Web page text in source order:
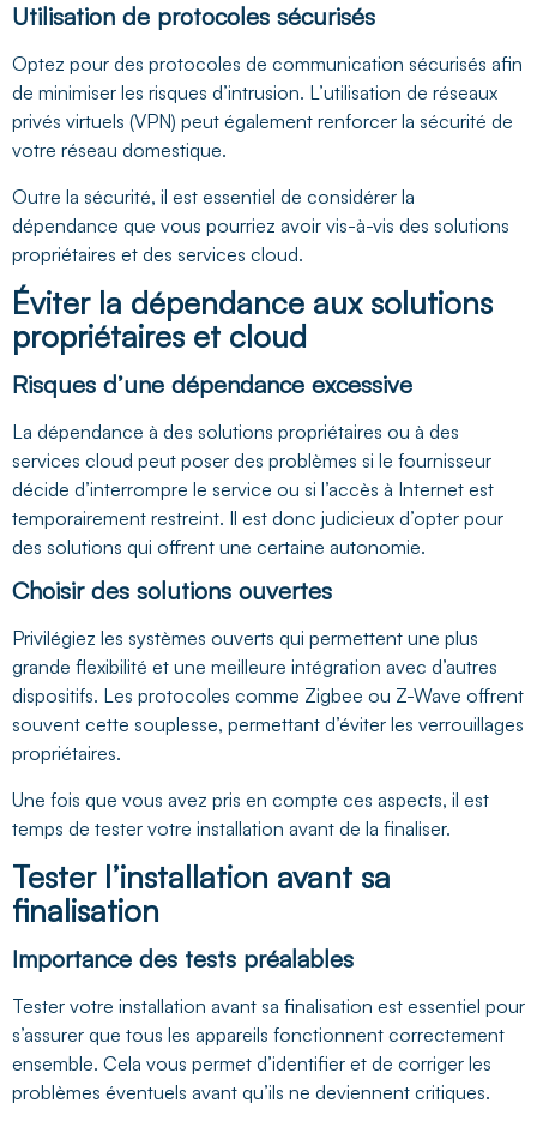
Utilisation de protocoles sécurisés
Optez pour des protocoles de communication sécurisés afin
de minimiser les risques d’intrusion. L’utilisation de réseaux
privés virtuels (VPN) peut également renforcer la sécurité de
votre réseau domestique.
Outre la sécurité, il est essentiel de considérer la
dépendance que vous pourriez avoir vis-à-vis des solutions
propriétaires et des services cloud.
Éviter la dépendance aux solutions
propriétaires et cloud
Risques d’une dépendance excessive
La dépendance à des solutions propriétaires ou à des
services cloud peut poser des problèmes si le fournisseur
décide d’interrompre le service ou si l’accès à Internet est
temporairement restreint. Il est donc judicieux d’opter pour
des solutions qui offrent une certaine autonomie.
Choisir des solutions ouvertes
Privilégiez les systèmes ouverts qui permettent une plus
grande flexibilité et une meilleure intégration avec d’autres
dispositifs. Les protocoles comme Zigbee ou Z-Wave offrent
souvent cette souplesse, permettant d’éviter les verrouillages
propriétaires.
Une fois que vous avez pris en compte ces aspects, il est
temps de tester votre installation avant de la finaliser.
Tester l’installation avant sa
finalisation
Importance des tests préalables
Tester votre installation avant sa finalisation est essentiel pour
s’assurer que tous les appareils fonctionnent correctement
ensemble. Cela vous permet d’identifier et de corriger les
problèmes éventuels avant qu’ils ne deviennent critiques.